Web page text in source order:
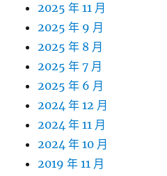
2025 年 11 月
2025 年 9 月
2025 年 8 月
2025 年 7 月
2025 年 6 月
2024 年 12 月
2024 年 11 月
2024 年 10 月
2019 年 11 月